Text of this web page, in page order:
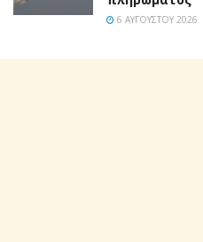
6 ΑΥΓΟΎΣΤΟΥ 2026